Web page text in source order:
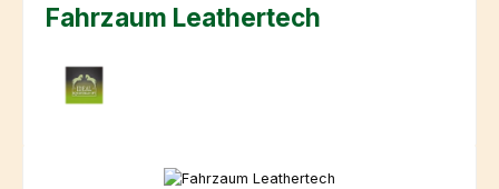
Fahrzaum Leathertech
Bildergalerie überspringen